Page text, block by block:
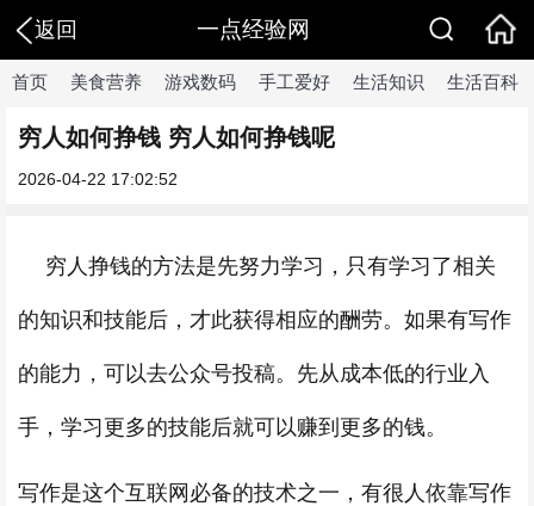
返回 一点经验网
首页 美食营养 游戏数码 手工爱好 生活知识 生活百科
穷人如何挣钱 穷人如何挣钱呢
2026-04-22 17:02:52
穷人挣钱的方法是先努力学习，只有学习了相关
的知识和技能后，才此获得相应的酬劳。如果有写作
的能力，可以去公众号投稿。先从成本低的行业入
手，学习更多的技能后就可以赚到更多的钱。
写作是这个互联网必备的技术之一，有很人依靠写作